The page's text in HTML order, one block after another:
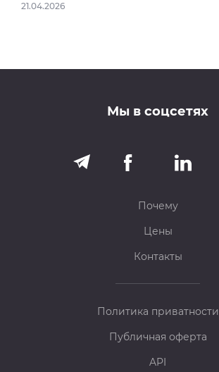
21.04.2026
Мы в соцсетях
Почему
Цены
Контакты
Политика приватности
Публичная оферта
API